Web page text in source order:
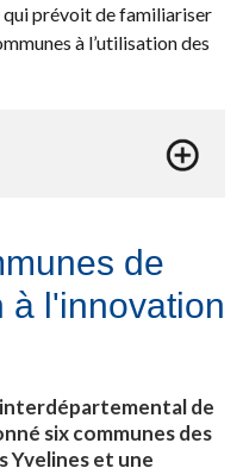
qui prévoit de familiariser
à l’utilisation des
de
à l'innovation
de
six communes des
Yvelines et une